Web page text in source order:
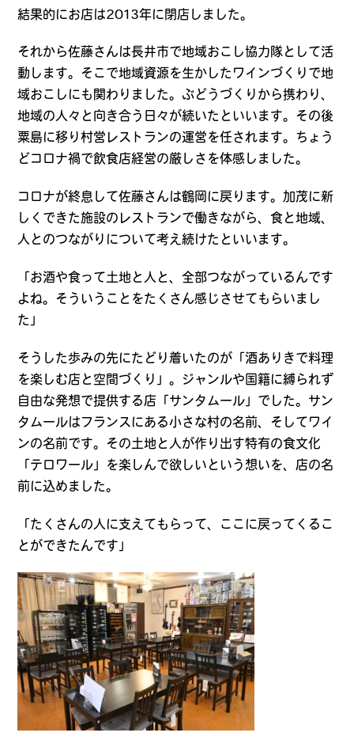
結果的にお店は2013年に閉店しました。
それから佐藤さんは長井市で地域おこし協力隊として活
動します。そこで地域資源を生かしたワインづくりで地
域おこしにも関わりました。ぶどうづくりから携わり、
地域の人々と向き合う日々が続いたといいます。その後
粟島に移り村営レストランの運営を任されます。ちょう
どコロナ禍で飲食店経営の厳しさを体感しました。
コロナが終息して佐藤さんは鶴岡に戻ります。加茂に新
しくできた施設のレストランで働きながら、食と地域、
人とのつながりについて考え続けたといいます。
「お酒や食って土地と人と、全部つながっているんです
よね。そういうことをたくさん感じさせてもらいまし
た」
そうした歩みの先にたどり着いたのが「酒ありきで料理
を楽しむ店と空間づくり」。ジャンルや国籍に縛られず
自由な発想で提供する店「サンタムール」でした。サン
タムールはフランスにある小さな村の名前、そしてワイ
ンの名前です。その土地と人が作り出す特有の食文化
「テロワール」を楽しんで欲しいという想いを、店の名
前に込めました。
「たくさんの人に支えてもらって、ここに戻ってくるこ
とができたんです」